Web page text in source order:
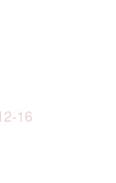
16